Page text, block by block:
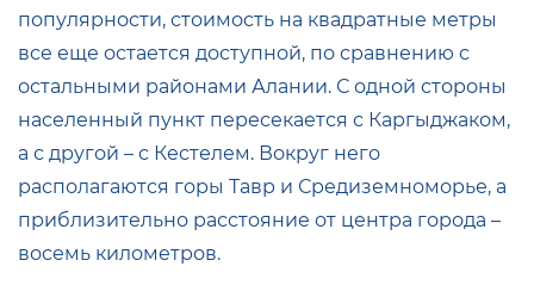
популярности, стоимость на квадратные метры
все еще остается доступной, по сравнению с
остальными районами Алании. С одной стороны
населенный пункт пересекается с Каргыджаком,
а с другой – с Кестелем. Вокруг него
располагаются горы Тавр и Средиземноморье, а
приблизительно расстояние от центра города –
восемь километров.